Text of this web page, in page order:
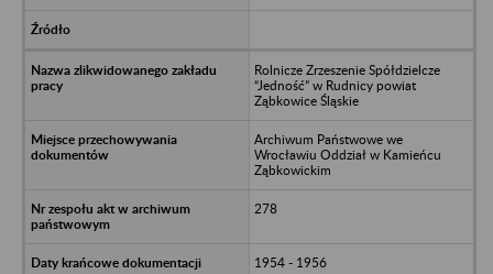
Rolnicze Zrzeszenie Spółdzielcze
“Jedność” w Rudnicy powiat
Ząbkowice Śląskie
Archiwum Państwowe we
Wrocławiu Oddział w Kamieńcu
Ząbkowickim
278
1954 - 1956